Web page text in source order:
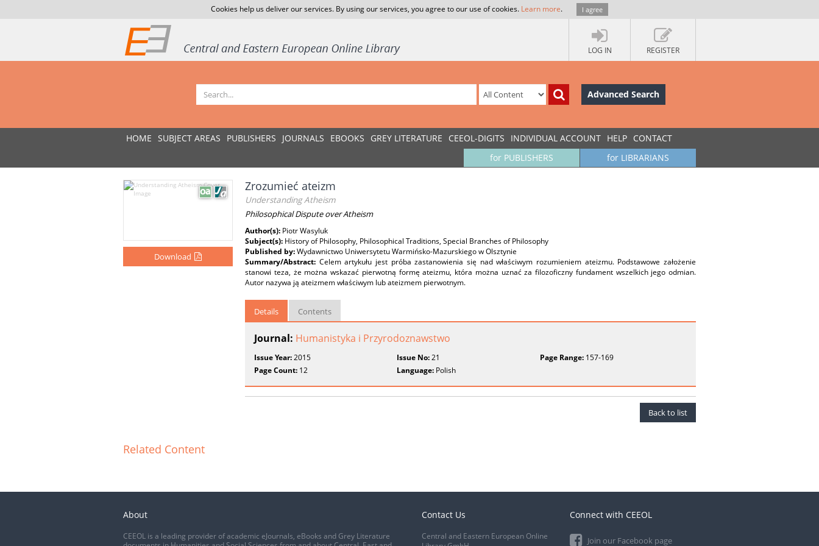
Cookies help us deliver our services. By using our services, you agree to our use of cookies. Learn more. I agree
LOG IN REGISTER
Advanced Search
HOME SUBJECT AREAS PUBLISHERS JOURNALS EBOOKS GREY LITERATURE CEEOL-DIGITS INDIVIDUAL ACCOUNT HELP CONTACT
for LIBRARIANS
for PUBLISHERS
Download
Zrozumieć ateizm
Understanding Atheism
Philosophical Dispute over Atheism
Author(s): Piotr Wasyluk
Subject(s): History of Philosophy, Philosophical Traditions, Special Branches of Philosophy
Published by:Wydawnictwo Uniwersytetu Warmińsko-Mazurskiego w Olsztynie
Summary/Abstract: Celem artykułu jest próba zastanowienia się nad właściwym rozumieniem ateizmu. Podstawowe założenie
stanowi teza, że można wskazać pierwotną formę ateizmu, która można uznać za filozoficzny fundament wszelkich jego odmian.
Autor nazywa ją ateizmem właściwym lub ateizmem pierwotnym.
Details Contents
Journal: Humanistyka i Przyrodoznawstwo
Issue Year:2015 Issue No:21 Page Range:157-169
Page Count: 12 Language: Polish
Back to list
Related Content
About
CEEOL is a leading provider of academic eJournals, eBooks and Grey Literature
Contact Us
Central and Eastern European Online
Connect with CEEOL
Join our Facebook page